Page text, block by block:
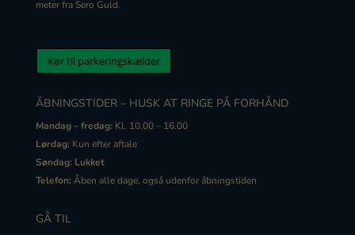
meter fra Sero Guld.
Kør til parkeringskælder
ÅBNINGSTIDER – HUSK AT RINGE PÅ FORHÅND
Mandag – fredag: Kl. 10.00 – 16.00
Lørdag: Kun efter aftale
Søndag: Lukket
Telefon: Åben alle dage, også udenfor åbningstiden
GÅ TIL